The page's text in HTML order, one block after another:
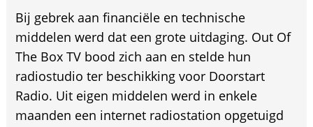
Bij gebrek aan financiële en technische
middelen werd dat een grote uitdaging. Out Of
The Box TV bood zich aan en stelde hun
radiostudio ter beschikking voor Doorstart
Radio. Uit eigen middelen werd in enkele
maanden een internet radiostation opgetuigd